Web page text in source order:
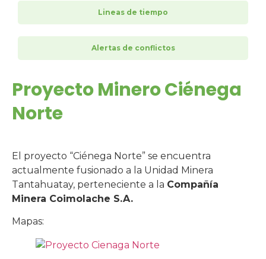
Lineas de tiempo
Alertas de conflictos
Proyecto Minero Ciénega
Norte
El proyecto “Ciénega Norte” se encuentra
actualmente fusionado a la Unidad Minera
Tantahuatay, perteneciente a la Compañía
Minera Coimolache S.A.
Mapas: